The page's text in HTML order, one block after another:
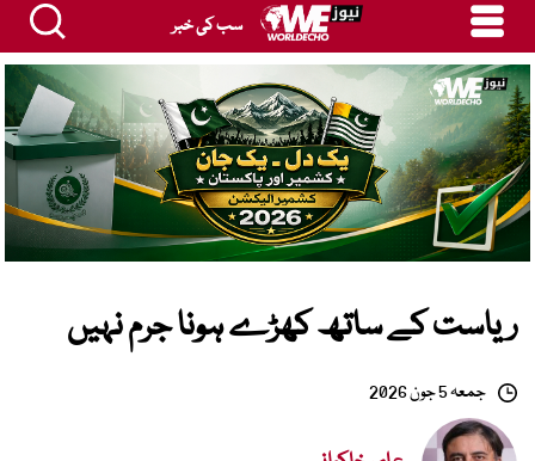
سب کی خبر
ریاست کے ساتھ کھڑے ہونا جرم نہیں
جمعہ 5 جون 2026